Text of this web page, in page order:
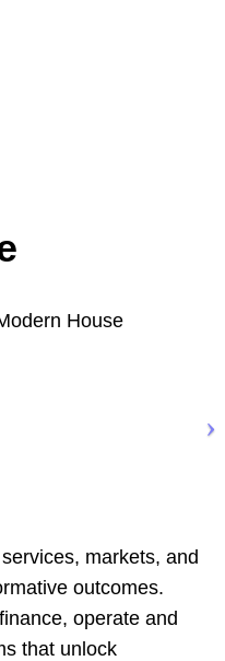
House
markets, and
outcomes.
operate and
that unlock